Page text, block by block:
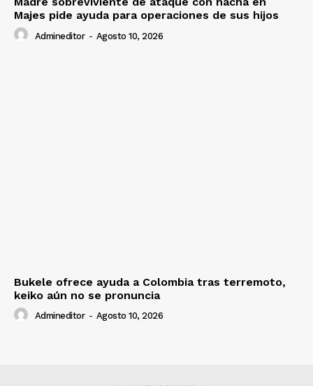
Majes pide ayuda para operaciones de sus hijos
Admineditor - Agosto 10, 2026
Bukele ofrece ayuda a Colombia tras terremoto,
keiko aún no se pronuncia
Admineditor - Agosto 10, 2026